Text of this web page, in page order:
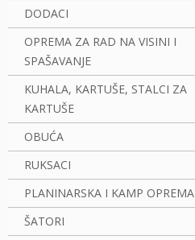
DODACI
OPREMA ZA RAD NA VISINI I
SPAŠAVANJE
KUHALA, KARTUŠE, STALCI ZA
KARTUŠE
OBUĆA
RUKSACI
PLANINARSKA I KAMP OPREMA
ŠATORI